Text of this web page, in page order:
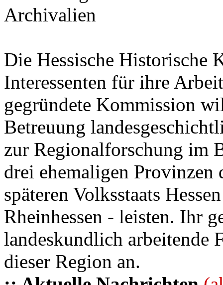
Die Hessische Historische
Interessenten für ihre
gegründete Kommission
Betreuung
zur Regionalforschung im
drei ehemaligen Provinzen
späteren Volksstaats
Rheinhessen - leisten. Ihr
landeskundlich arbeitende
dieser Region an.